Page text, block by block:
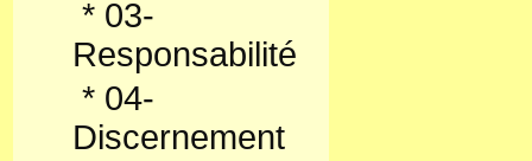
* 03-
Responsabilité
* 04-
Discernement